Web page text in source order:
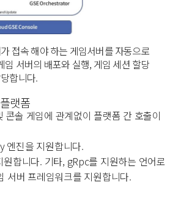
접속 해야 하는 게임서버를 자동으로
임 서버의 배포와 실행, 게임 세션 할당
합니다.
랫폼
콘솔 게임에 관계없이 플랫폼 간 호출이
엔진을 지원합니다.
원합니다. 기타, gRpc를 지원하는 언어로
서버 프레임워크를 지원합니다.